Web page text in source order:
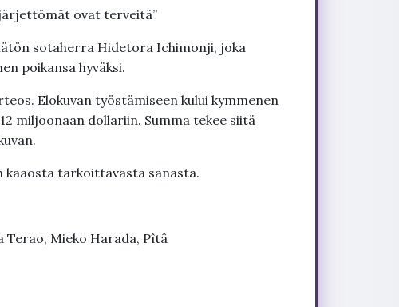
ovat terveitä”
sotaherra Hidetora Ichimonji, joka
poikansa hyväksi.
Elokuvan työstämiseen kului kymmenen
miljoonaan dollariin. Summa tekee siitä
kaaosta tarkoittavasta sanasta.
Terao, Mieko Harada, Pîtâ